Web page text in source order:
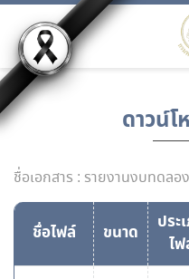
ดาวน์โ
ชื่อเอกสาร : รายงานงบทดล
ชื่อไฟล์ ขนาด
ประ
ไ